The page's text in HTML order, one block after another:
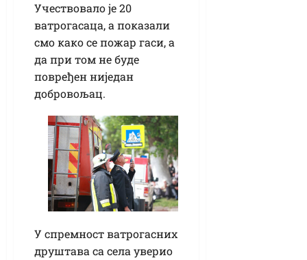
Учествовало је 20
ватрогасаца, а показали
смо како се пожар гаси, а
да при том не буде
повређен ниједан
добровољац.
У спремност ватрогасних
друштава са села уверио